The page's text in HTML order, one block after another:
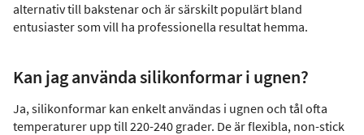
alternativ till bakstenar och är särskilt populärt bland
entusiaster som vill ha professionella resultat hemma.
Kan jag använda silikonformar i ugnen?
Ja, silikonformar kan enkelt användas i ugnen och tål ofta
temperaturer upp till 220-240 grader. De är flexibla, non-stick